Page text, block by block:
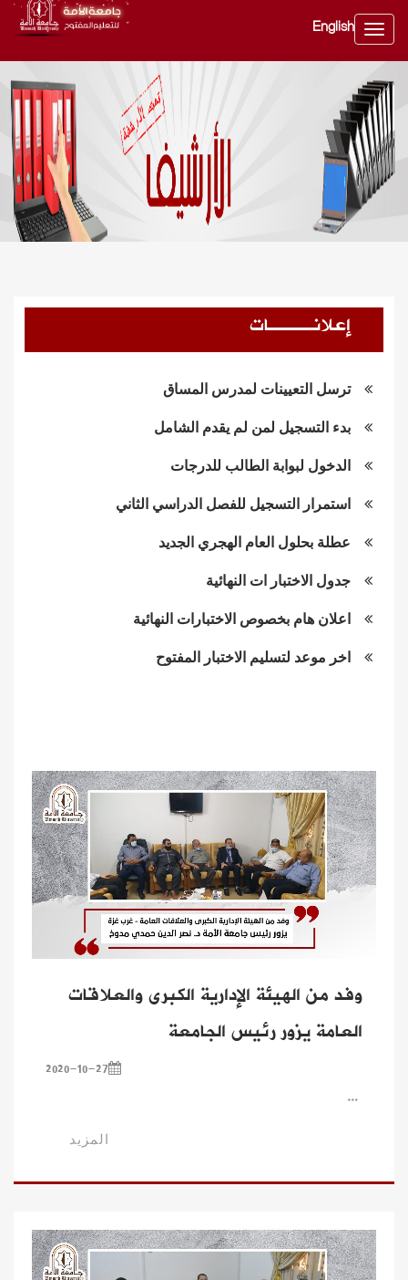
Toggle
English
إعلانــــات
ترسل التعيينات لمدرس المساق
بدء التسجيل لمن لم يقدم الشامل
الدخول لبوابة الطالب للدرجات
استمرار التسجيل للفصل الدراسي الثاني
عطلة بحلول العام الهجري الجديد
جدول الاختبار ات النهائية
اعلان هام بخصوص الاختبارات النهائية
اخر موعد لتسليم الاختبار المفتوح
وفد من الهيئة الإدارية الكبرى والعلاقات
العامة يزور رئيس الجامعة
2020-10-27
...
المزيد